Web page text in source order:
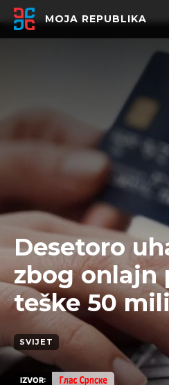
MOJA REPUBLIKA
Desetoro
zbog onlajn
teške 50
SVIJET
IZVOR: